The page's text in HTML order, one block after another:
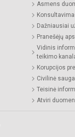
Asmens
Dažniausiai
Pranešėjų
Vidinis
teikimo
Korupcijos
Civilinė sauga
Teisinė
Atviri